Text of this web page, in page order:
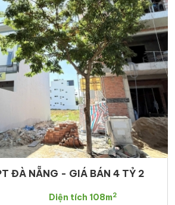
ĐÀ NẴNG - GIÁ BÁN 4 TỶ 2
Diện tích 108m2